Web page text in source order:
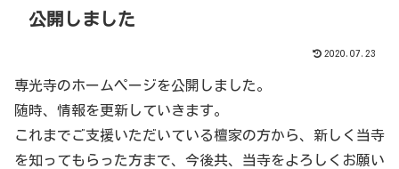
公開しました
2020.07.23
専光寺のホームページを公開しました。
随時、情報を更新していきます。
これまでご支援いただいている檀家の方から、新しく当寺
を知ってもらった方まで、今後共、当寺をよろしくお願い